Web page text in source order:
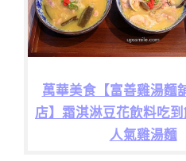
萬華美食【富善雞湯麵
店】霜淇淋豆花飲料吃
人氣雞湯麵